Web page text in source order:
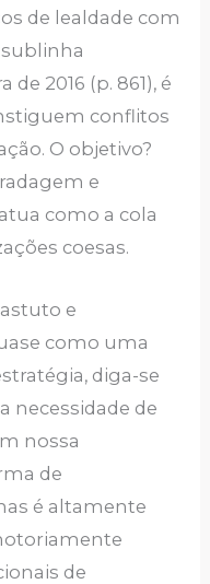
de lealdade com
2016 (p. 861), é
conflitos
O objetivo?
e
como a cola
coesas.
e
como uma
diga-se
necessidade de
nossa
de
é altamente
de